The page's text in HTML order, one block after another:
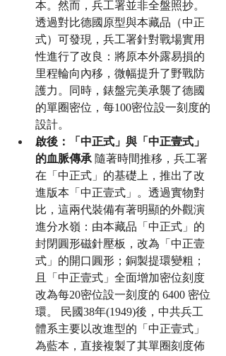
本。然而，兵工署並非全盤照抄。
透過對比德國原型與本藏品（中正
式）可發現，兵工署針對戰場實用
性進行了改良：將原本外露易損的
里程輪向內移，微幅提升了野戰防
護力。同時，錶盤完美承襲了德國
的單圈密位，每100密位設一刻度的
設計。
啟後：「中正式」與「中正壹式」
的血脈傳承 隨著時間推移，兵工署
在「中正式」的基礎上，推出了改
進版本「中正壹式」。透過實物對
比，這兩代裝備有著明顯的外觀演
進分水嶺：由本藏品「中正式」的
封閉圓形磁針壓板，改為「中正壹
式」的開口圓形；銅製提環變粗；
且「中正壹式」全面增加密位刻度
改為每20密位設一刻度的 6400 密位
環。 民國38年(1949)後，中共兵工
體系主要以改進型的「中正壹式」
為藍本，直接複製了其單圈刻度佈